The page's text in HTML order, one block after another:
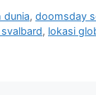
dunia,doomsday
, lokasi